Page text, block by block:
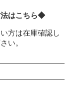
はこちら◆
方は在庫確認し
い。